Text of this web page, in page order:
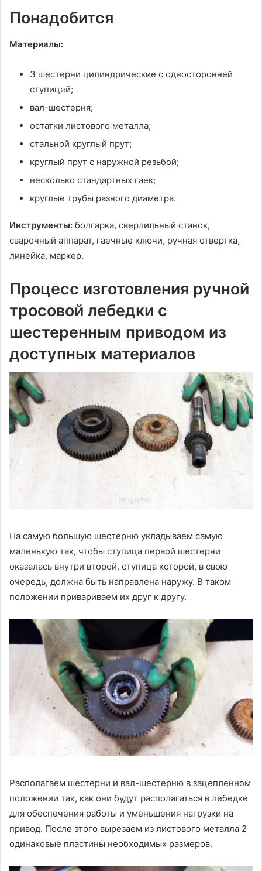
Понадобится
Материалы:
3 шестерни цилиндрические с односторонней
ступицей;
вал-шестерня;
остатки листового металла;
стальной круглый прут;
круглый прут с наружной резьбой;
несколько стандартных гаек;
круглые трубы разного диаметра.
Инструменты: болгарка, сверлильный станок,
сварочный аппарат, гаечные ключи, ручная отвертка,
линейка, маркер.
Процесс изготовления ручной
тросовой лебедки с
шестеренным приводом из
доступных материалов
На самую большую шестерню укладываем самую
маленькую так, чтобы ступица первой шестерни
оказалась внутри второй, ступица которой, в свою
очередь, должна быть направлена наружу. В таком
положении привариваем их друг к другу.
Располагаем шестерни и вал-шестерню в зацепленном
положении так, как они будут располагаться в лебедке
для обеспечения работы и уменьшения нагрузки на
привод. После этого вырезаем из листового металла 2
одинаковые пластины необходимых размеров.